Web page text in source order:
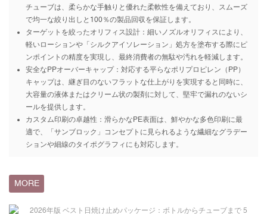
チューブは、柔らかな手触りと優れた柔軟性を備えており、スムーズ
で均一な絞り出しと100％の製品回収を保証します。
ターゲットを絞ったオリフィス設計：細いノズルオリフィスにより、
軽いローションや「シルクアイソレーション」処方を塗布する際にピ
ンポイントの精度を実現し、最終消費者の無駄や汚れを軽減します。
安全なPPオーバーキャップ：対応する平らなポリプロピレン（PP）
キャップは、継ぎ目のないフラットな仕上がりを実現すると同時に、
大容量の液体またはクリーム状の製剤に対して、堅牢で漏れのないシ
ールを提供します。
カスタム印刷の卓越性：滑らかなPE表面は、鮮やかな多色印刷に最
適で、「サンブロック」コンセプトに見られるような繊細なグラデー
ションや細線のタイポグラフィにも対応します。
MORE